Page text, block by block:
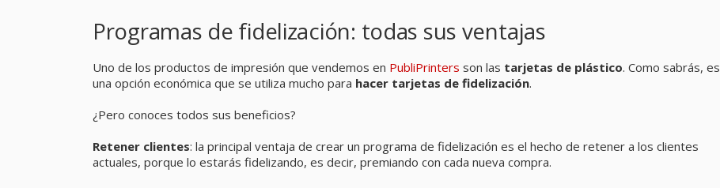
Programas de fidelización: todas sus ventajas
Uno de los productos de impresión que vendemos en PubliPrinters son las tarjetas de plástico. Como sabrás, es
una opción económica que se utiliza mucho para hacer tarjetas de fidelización.
¿Pero conoces todos sus beneficios?
Retener clientes: la principal ventaja de crear un programa de fidelización es el hecho de retener a los clientes
actuales, porque lo estarás fidelizando, es decir, premiando con cada nueva compra.